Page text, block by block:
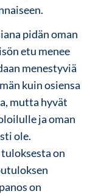
pidän oman
etu menee
menestyviä
kuin osiensa
mutta hyvät
ja oman
ole.
on
on